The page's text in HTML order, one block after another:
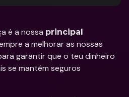
é a nossa principal
a melhorar as nossas
garantir que o teu dinheiro
se mantêm seguros